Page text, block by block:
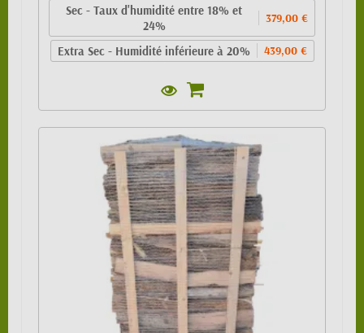
Sec - Taux d'humidité entre 18% et
24%
379,00 €
Extra Sec - Humidité inférieure à 20% 439,00 €